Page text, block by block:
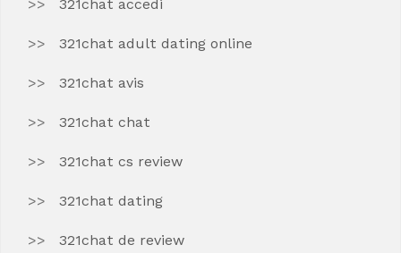
321chat accedi
321chat adult dating online
321chat avis
321chat chat
321chat cs review
321chat dating
321chat de review